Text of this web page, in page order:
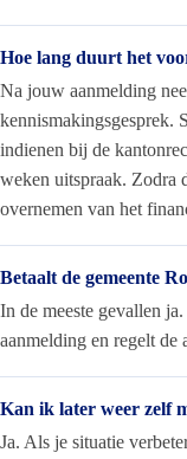
Hoe lang duurt het
Na jouw aanmelding
kennismakingsgesprek.
indienen bij de
weken uitspraak. Zodra
overnemen van het
Betaalt de gemeente
In de meeste gevallen
aanmelding en regelt de
Kan ik later weer zelf
Ja. Als je situatie